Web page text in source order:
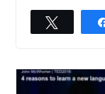
← Previous